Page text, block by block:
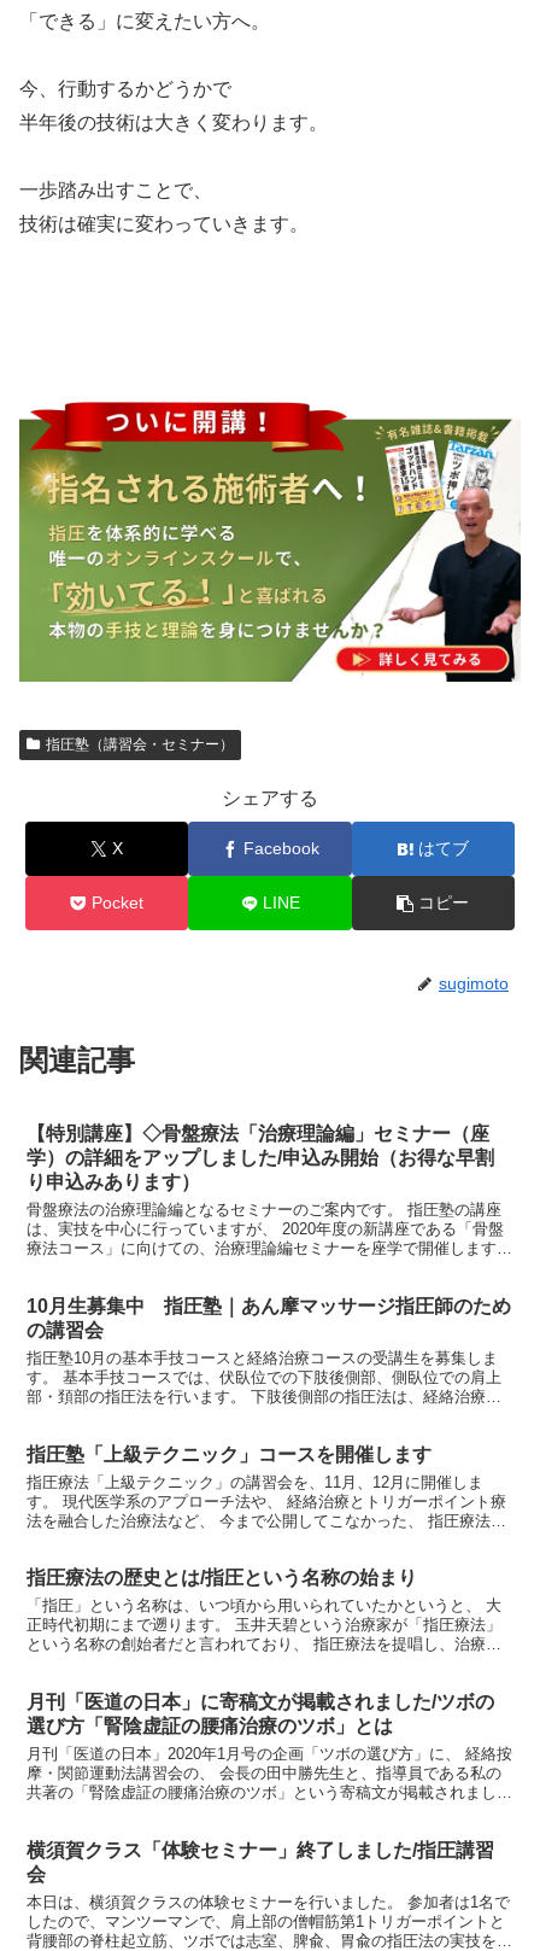
「できる」に変えたい方へ。
今、行動するかどうかで
半年後の技術は大きく変わります。
一歩踏み出すことで、
技術は確実に変わっていきます。
指圧塾（講習会・セミナー）
シェアする
X Facebook はてブ
Pocket LINE コピー
sugimoto
関連記事
【特別講座】◇骨盤療法「治療理論編」セミナー（座
学）の詳細をアップしました/申込み開始（お得な早割
り申込みあります）
骨盤療法の治療理論編となるセミナーのご案内です。 指圧塾の講座
は、実技を中心に行っていますが、 2020年度の新講座である「骨盤
療法コース」に向けての、治療理論編セミナーを座学で開催します。
10月生募集中 指圧塾｜あん摩マッサージ指圧師のため
の講習会
指圧塾10月の基本手技コースと経絡治療コースの受講生を募集しま
す。 基本手技コースでは、伏臥位での下肢後側部、側臥位での肩上
部・頚部の指圧法を行います。 下肢後側部の指圧法は、経絡治療で
指圧塾「上級テクニック」コースを開催します
指圧療法「上級テクニック」の講習会を、11月、12月に開催しま
す。 現代医学系のアプローチ法や、 経絡治療とトリガーポイント療
法を融合した治療法など、 今まで公開してこなかった、 指圧療法の
指圧療法の歴史とは/指圧という名称の始まり
「指圧」という名称は、いつ頃から用いられていたかというと、 大
正時代初期にまで遡ります。 玉井天碧という治療家が「指圧療法」
という名称の創始者だと言われており、 指圧療法を提唱し、治療や
月刊「医道の日本」に寄稿文が掲載されました/ツボの
選び方「腎陰虚証の腰痛治療のツボ」とは
月刊「医道の日本」2020年1月号の企画「ツボの選び方」に、 経絡按
摩・関節運動法講習会の、 会長の田中勝先生と、指導員である私の
共著の「腎陰虚証の腰痛治療のツボ」という寄稿文が掲載されまし
横須賀クラス「体験セミナー」終了しました/指圧講習
会
本日は、横須賀クラスの体験セミナーを行いました。 参加者は1名で
したので、マンツーマンで、肩上部の僧帽筋第1トリガーポイントと
背腰部の脊柱起立筋、ツボでは志室、脾兪、胃兪の指圧法の実技を行